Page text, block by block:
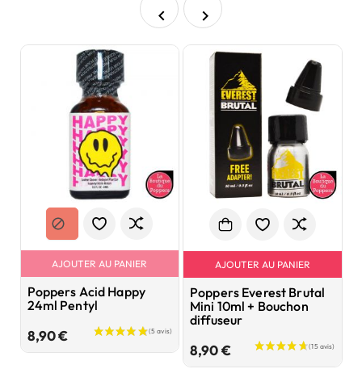
 
AJOUTER AU PANIER
Poppers Acid Happy
24ml Pentyl
8,90 €Prix
AJOUTER AU PANIER
Poppers Everest Brutal
Mini 10ml + Bouchon
diffuseur
8,90 €Prix